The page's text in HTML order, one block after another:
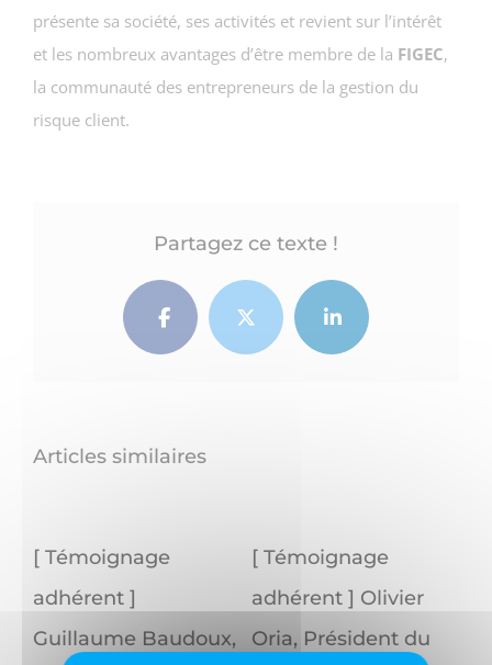
présente sa société, ses activités et revient sur l’intérêt
et les nombreux avantages d’être membre de la FIGEC,
la communauté des entrepreneurs de la gestion du
risque client.
Partagez ce texte !
FacebookTwitter LinkedIn
Articles similaires
[ Témoignage
adhérent ]
Guillaume Baudoux,
[ Témoignage
adhérent ] Olivier
Oria, Président du